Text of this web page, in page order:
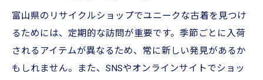
富山県のリサイクルショップでユニークな古着を見つけ
るためには、定期的な訪問が重要です。季節ごとに入荷
されるアイテムが異なるため、常に新しい発見があるか
もしれません。また、SNSやオンラインサイトでショッ